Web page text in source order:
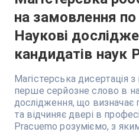
на замовлення по
Наукові
кандидатів наук
Магістерська дисертація
перше серйозне слово в
дослідження, що визначає
та відчиняє двері в
Pracuemo розуміємо, з